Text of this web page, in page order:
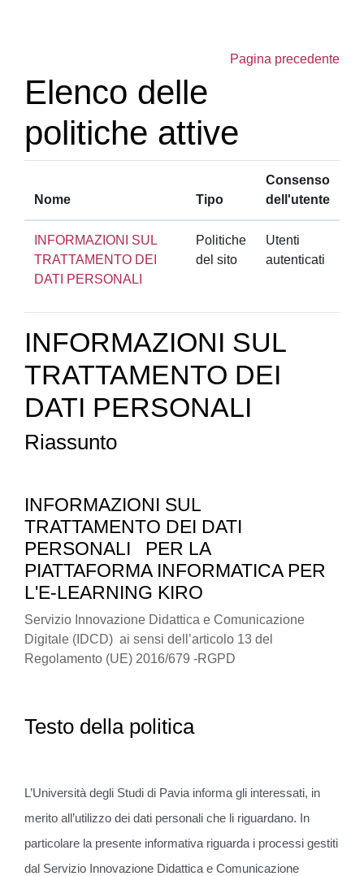
Pagina precedente
Elenco delle
politiche attive
Nome Tipo
Consenso
dell'utente
INFORMAZIONI SUL
TRATTAMENTO DEI
DATI PERSONALI
Politiche
del sito
Utenti
autenticati
INFORMAZIONI SUL
TRATTAMENTO DEI
DATI PERSONALI
Riassunto
INFORMAZIONI SUL
TRATTAMENTO DEI DATI
PERSONALI
PER LA
PIATTAFORMA INFORMATICA PER
L'E-LEARNING KIRO
Servizio Innovazione Didattica e Comunicazione
Digitale (IDCD) ai sensi dell’articolo 13 del
Regolamento (UE) 2016/679 -RGPD
Testo della politica
L’Università degli Studi di Pavia informa gli interessati, in
merito all’utilizzo dei dati personali che li riguardano. In
particolare la presente informativa riguarda i processi gestiti
dal Servizio Innovazione Didattica e Comunicazione